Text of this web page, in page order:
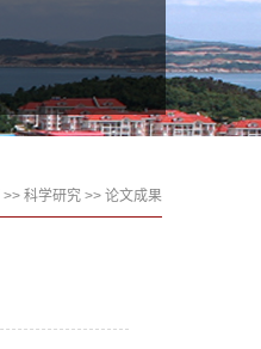
>> 科学研究 >> 论文成果